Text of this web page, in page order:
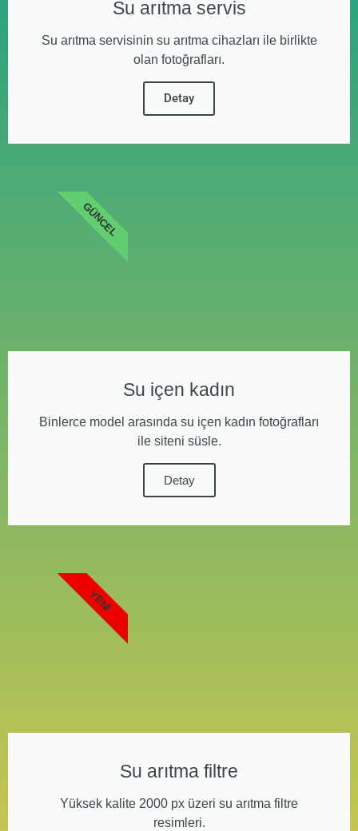
Su arıtma servis
Su arıtma servisinin su arıtma cihazları ile birlikte
olan fotoğrafları.
Detay
Su içen kadın
Binlerce model arasında su içen kadın fotoğrafları
ile siteni süsle.
Detay
GÜNCEL
Su arıtma filtre
Yüksek kalite 2000 px üzeri su arıtma filtre
resimleri.
YENI